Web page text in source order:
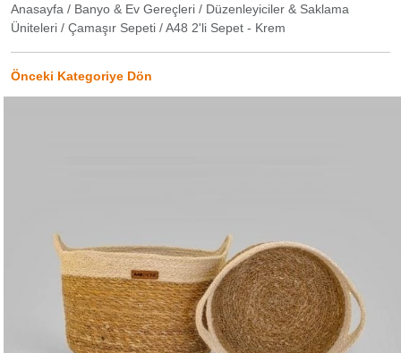
Anasayfa / Banyo & Ev Gereçleri / Düzenleyiciler & Saklama
Üniteleri / Çamaşır Sepeti /A48 2'li Sepet - Krem
Önceki Kategoriye Dön